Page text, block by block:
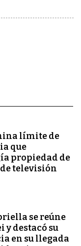
límite de
que
propiedad de
televisión
se reúne
y destacó su
en su llegada